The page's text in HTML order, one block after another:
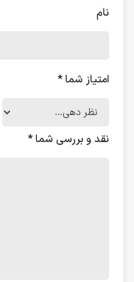
نام
امتیاز شما*
نقد و بررسی شما*